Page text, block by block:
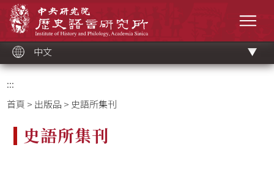
中文
:::
首頁 > 出版品 > 史語所集刊
史語所集刊